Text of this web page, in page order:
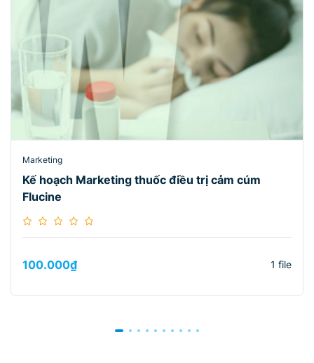
Marketing
Kế hoạch Marketing thuốc điều trị cảm cúm
Flucine
100.000₫ 1 file